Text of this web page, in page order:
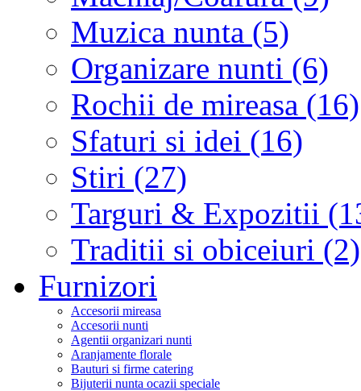
Muzica nunta (5)
Organizare nunti (6)
Rochii de mireasa (16)
Sfaturi si idei (16)
Stiri (27)
Targuri & Expozitii
Traditii si obiceiuri (2)
Furnizori
Accesorii mireasa
Accesorii nunti
Agentii organizari nunti
Aranjamente florale
Bauturi si firme catering
Bijuterii nunta ocazii speciale